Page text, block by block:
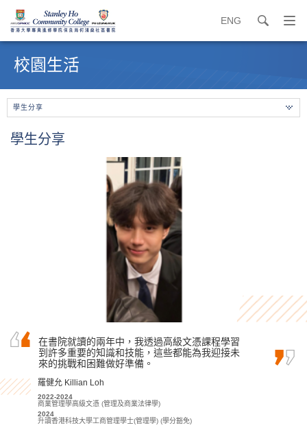
ENG search
打
開
始
校園生活
學生分享
學生分享
兩年的醫療及保健產品管理高級文憑鞏固了我的
醫學基礎知識。憑藉其精心設計的課程，我可以
通過相關的理論知識和實習為未來學習做好準
何卓權 Ho Cheuk Kuen
2020-2022
醫療及保健產品管理高級文憑
2022
在書院就讀的兩年中，我透過高級文憑課程學習
到許多重要的知識和技能，這些都能為我迎接未
來的挑戰和困難做好準備。
羅健允 Killian Loh
2022-2024
商業管理學高級文憑 (管理及商業法律學)
2024
升讀香港科技大學工商管理學士(管理學) (學分豁免)
文憑試後，我考慮到課程的實用性及行業的人才
需求而選擇修讀這項課程。導師們於業界擁有豐
富經驗，讓我了解到行業正邁向專業化。另外，
學業上的困難，使我能夠專注學業，向升學目標…
鄭皓駿 Cheng Ho Chun
2018-2020
測量及物業管理高級文憑